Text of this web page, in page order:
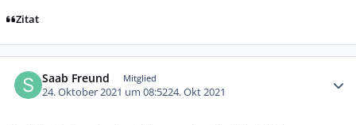
Zitat
Saab Freund Mitglied
24. Oktober 2021 um 08:5224. Okt 2021